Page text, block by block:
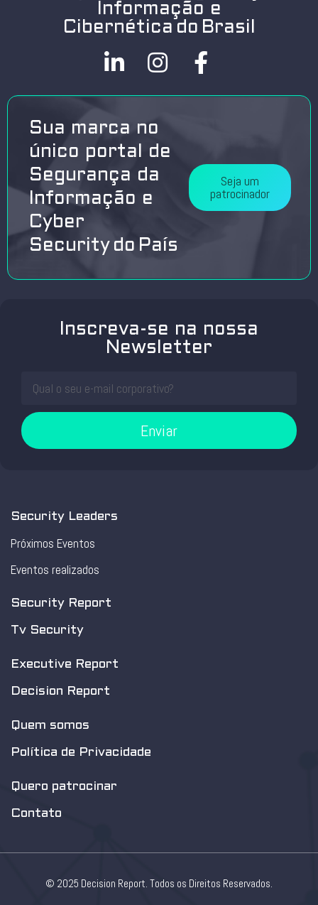
Informação e
Cibernética do Brasil
Sua marca no
único portal de
Segurança da
Informação e
Cyber
Security do País
Seja um
patrocinador
Inscreva-se na nossa
Newsletter
Enviar
Security Leaders
Próximos Eventos
Eventos realizados
Security Report
Tv Security
Executive Report
Decision Report
Quem somos
Política de Privacidade
Quero patrocinar
Contato
© 2025 Decision Report. Todos os Direitos Reservados.